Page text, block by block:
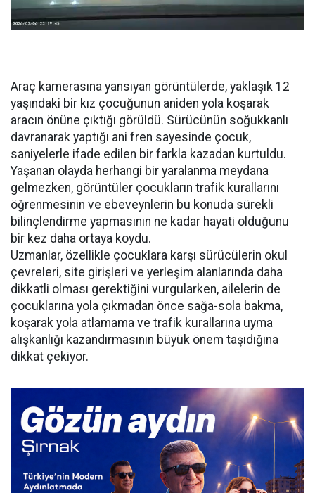
Araç kamerasına yansıyan görüntülerde, yaklaşık 12
yaşındaki bir kız çocuğunun aniden yola koşarak
aracın önüne çıktığı görüldü. Sürücünün soğukkanlı
davranarak yaptığı ani fren sayesinde çocuk,
saniyelerle ifade edilen bir farkla kazadan kurtuldu.
Yaşanan olayda herhangi bir yaralanma meydana
gelmezken, görüntüler çocukların trafik kurallarını
öğrenmesinin ve ebeveynlerin bu konuda sürekli
bilinçlendirme yapmasının ne kadar hayati olduğunu
bir kez daha ortaya koydu.
Uzmanlar, özellikle çocuklara karşı sürücülerin okul
çevreleri, site girişleri ve yerleşim alanlarında daha
dikkatli olması gerektiğini vurgularken, ailelerin de
çocuklarına yola çıkmadan önce sağa-sola bakma,
koşarak yola atlamama ve trafik kurallarına uyma
alışkanlığı kazandırmasının büyük önem taşıdığına
dikkat çekiyor.